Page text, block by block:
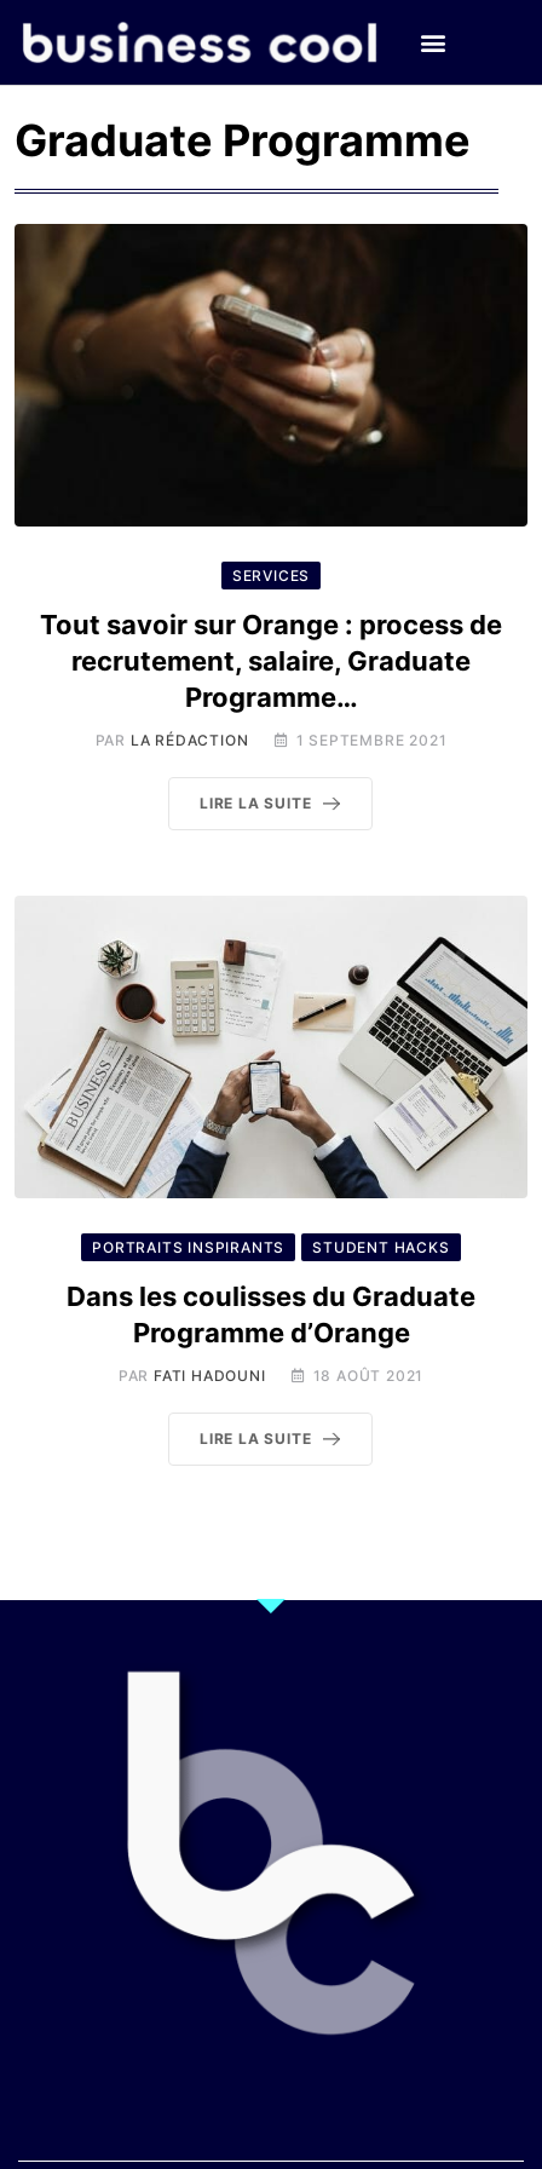
Graduate Programme
SERVICES
Tout savoir sur Orange : process de
recrutement, salaire, Graduate
Programme…
PAR LA RÉDACTION 1 SEPTEMBRE 2021
LIRE LA SUITE
PORTRAITS INSPIRANTS STUDENT HACKS
Dans les coulisses du Graduate
Programme d’Orange
PAR FATI HADOUNI 18 AOÛT 2021
LIRE LA SUITE